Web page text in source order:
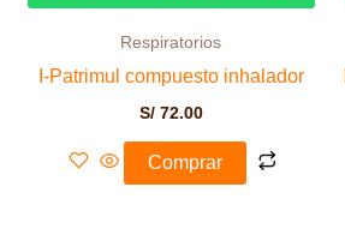
Respiratorios
I-Patrimul compuesto inhalador
S/72.00
Comprar